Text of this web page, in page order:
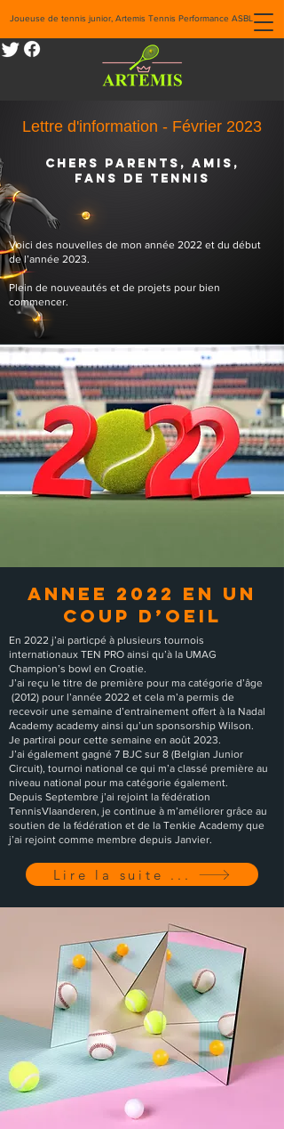
Joueuse de tennis junior, Artemis Tennis Performance ASBL
Lettre d'information - Février 2023
Chers Parents, Amis,
Fans de tennis
Voici des nouvelles de mon année 2022 et du début
de l’année 2023.
Plein de nouveautés et de projets pour bien
commencer.
ANNEE 2022 EN UN
COUP D’OEIL
En 2022 j’ai particpé à plusieurs tournois
internationaux TEN PRO ainsi qu’à la UMAG
Champion’s bowl en Croatie.
J’ai reçu le titre de première pour ma catégorie d’âge
(2012) pour l’année 2022 et cela m’a permis de
recevoir une semaine d’entrainement offert à la Nadal
Academy academy ainsi qu’un sponsorship Wilson.
Je partirai pour cette semaine en août 2023.
J’ai également gagné 7 BJC sur 8 (Belgian Junior
Circuit), tournoi national ce qui m’a classé première au
niveau national pour ma catégorie également.
Depuis Septembre j’ai rejoint la fédération
TennisVlaanderen, je continue à m’améliorer grâce au
soutien de la fédération et de la Tenkie Academy que
j’ai rejoint comme membre depuis Janvier.
Lire la suite ...